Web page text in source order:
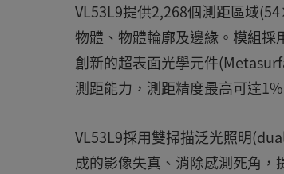
VL53L9提供2,268個測距區域
物體、物體輪廓及邊緣。模組採
創新的超表面光學元件
測距能力，測距精度最高可達
VL53L9採用雙掃描泛光照明
成的影像失真、消除感測死角，